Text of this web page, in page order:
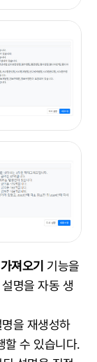
가져오기 기능을
명을 자동 생
을 재생성하
할 수 있습니다.